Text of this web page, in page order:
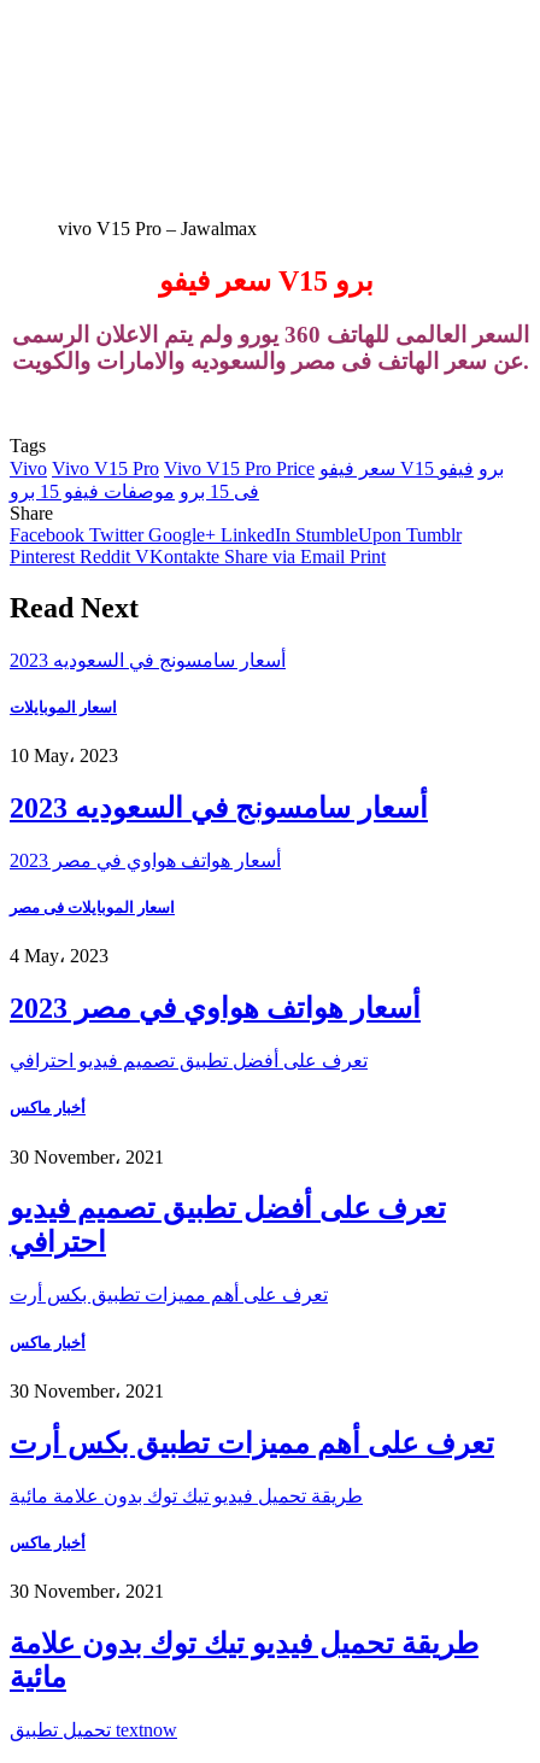
vivo V15 Pro – Jawalmax
السعر العالمى للهاتف 360 يورو ولم يتم الاعلان الرسمى
عن سعر الهاتف فى مصر والسعوديه والامارات والكويت.
Tags
Vivo Vivo V15 Pro Vivo V15 Pro Price سعر فيفو V15 برو فيفو
فى 15 برو
موصفات فيفو 15 برو
Share
Facebook Twitter Google+ LinkedIn StumbleUpon Tumblr
Pinterest Reddit VKontakte Share via Email Print
Read Next
أسعار سامسونج في السعوديه 2023
اسعار الموبايلات
10 May، 2023
أسعار سامسونج في السعوديه 2023
أسعار هواتف هواوي في مصر 2023
اسعار الموبايلات فى مصر
4 May، 2023
أسعار هواتف هواوي في مصر 2023
تعرف على أفضل تطبيق تصميم فيديو احترافي
أخبار ماكس
30 November، 2021
تعرف على أفضل تطبيق تصميم فيديو
احترافي
تعرف على أهم مميزات تطبيق بكس أرت
أخبار ماكس
30 November، 2021
تعرف على أهم مميزات تطبيق بكس أرت
طريقة تحميل فيديو تيك توك بدون علامة مائية
أخبار ماكس
30 November، 2021
طريقة تحميل فيديو تيك توك بدون علامة
مائية
تحميل تطبيق textnow